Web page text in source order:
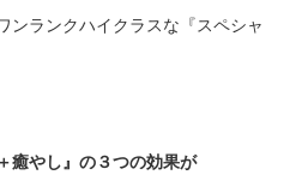
ンランクハイクラスな『スペシャ
癒やし』の３つの効果が